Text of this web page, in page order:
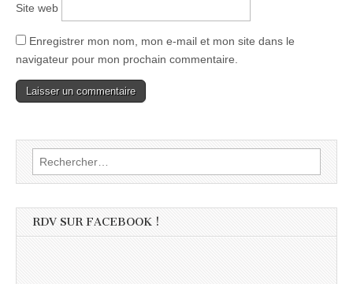
Site web
Enregistrer mon nom, mon e-mail et mon site dans le
navigateur pour mon prochain commentaire.
Rechercher :
RDV SUR FACEBOOK !